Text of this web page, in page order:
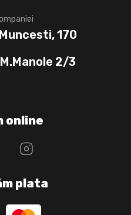
170
2/3
online
plata